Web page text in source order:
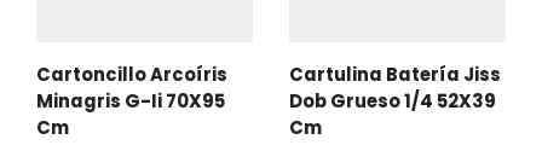
Cartoncillo Arcoíris
Minagris G-Ii 70X95
Cm
Cartulina Batería Jiss
Dob Grueso 1/4 52X39
Cm